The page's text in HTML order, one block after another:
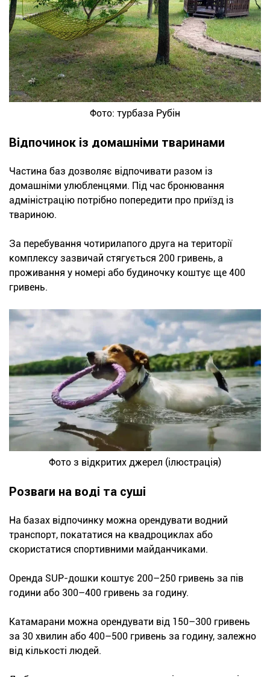
Фото: турбаза Рубін
Відпочинок із домашніми тваринами
Частина баз дозволяє відпочивати разом із
домашніми улюбленцями. Під час бронювання
адміністрацію потрібно попередити про приїзд із
твариною.
За перебування чотирилапого друга на території
комплексу зазвичай стягується 200 гривень, а
проживання у номері або будиночку коштує ще 400
гривень.
Фото з відкритих джерел (ілюстрація)
Розваги на воді та суші
На базах відпочинку можна орендувати водний
транспорт, покататися на квадроциклах або
скористатися спортивними майданчиками.
Оренда SUP-дошки коштує 200–250 гривень за пів
години або 300–400 гривень за годину.
Катамарани можна орендувати від 150–300 гривень
за 30 хвилин або 400–500 гривень за годину, залежно
від кількості людей.